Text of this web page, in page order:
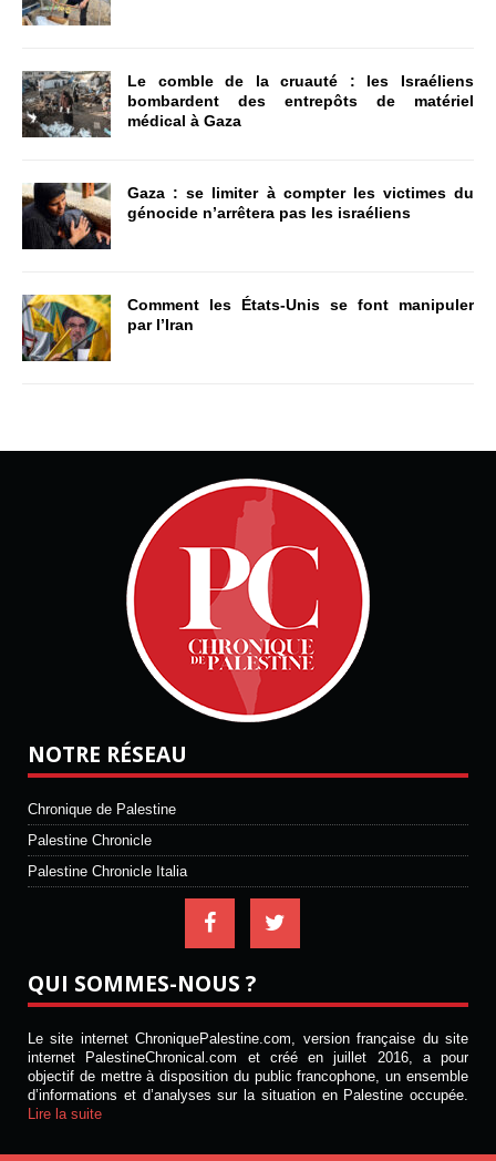
Le comble de la cruauté : les Israéliens
bombardent des entrepôts de matériel
médical à Gaza
Gaza : se limiter à compter les victimes du
génocide n’arrêtera pas les israéliens
Comment les États-Unis se font manipuler
par l’Iran
NOTRE RÉSEAU
Chronique de Palestine
Palestine Chronicle
Palestine Chronicle Italia
QUI SOMMES-NOUS ?
Le site internet ChroniquePalestine.com, version française du site
internet PalestineChronical.com et créé en juillet 2016, a pour
objectif de mettre à disposition du public francophone, un ensemble
d’informations et d’analyses sur la situation en Palestine occupée.
Lire la suite